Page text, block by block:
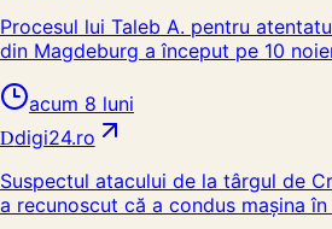
Procesul lui Taleb A. pentru
din Magdeburg a început pe 10
acum 8 luni
Ddigi24.ro
Suspectul atacului de la târgul de
a recunoscut că a condus mașina